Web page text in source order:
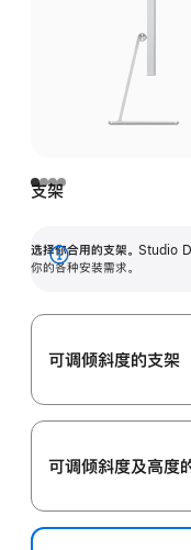
支架
选择你合用的支架。 Studio
你的各种安装需求。
展
可调倾斜度的支架
可调倾斜度及高‍度